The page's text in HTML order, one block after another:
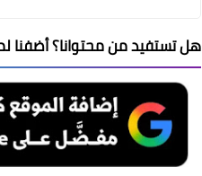
هل تستفيد من محتوانا؟ أضفنا